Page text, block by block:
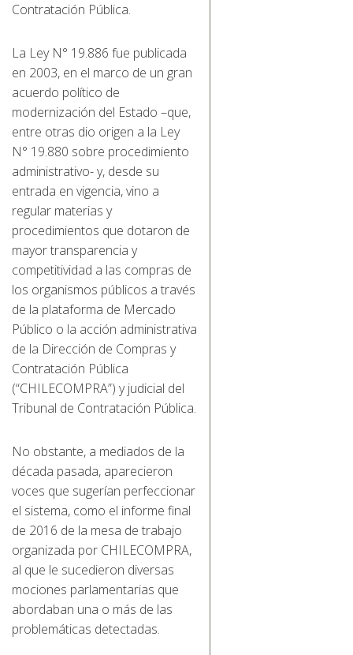
Contratación Pública.
La Ley N° 19.886 fue publicada
en 2003, en el marco de un gran
acuerdo político de
modernización del Estado –que,
entre otras dio origen a la Ley
N° 19.880 sobre procedimiento
administrativo- y, desde su
entrada en vigencia, vino a
regular materias y
procedimientos que dotaron de
mayor transparencia y
competitividad a las compras de
los organismos públicos a través
de la plataforma de Mercado
Público o la acción administrativa
de la Dirección de Compras y
Contratación Pública
(“CHILECOMPRA”) y judicial del
Tribunal de Contratación Pública.
No obstante, a mediados de la
década pasada, aparecieron
voces que sugerían perfeccionar
el sistema, como el informe final
de 2016 de la mesa de trabajo
organizada por CHILECOMPRA,
al que le sucedieron diversas
mociones parlamentarias que
abordaban una o más de las
problemáticas detectadas.